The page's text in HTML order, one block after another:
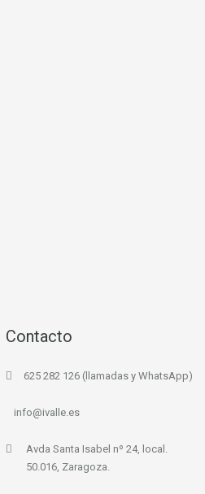
Contacto
625 282 126 (llamadas y WhatsApp)
info@ivalle.es
Avda Santa Isabel nº 24, local.
50.016, Zaragoza.